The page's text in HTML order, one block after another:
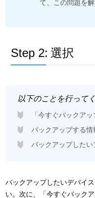
て、この問題を解
Step 2: 選択
以下のことを行って
「今すぐバックア
バックアップする情
バックアップした
バックアップしたいデバイ
い。次に、「今すぐバック